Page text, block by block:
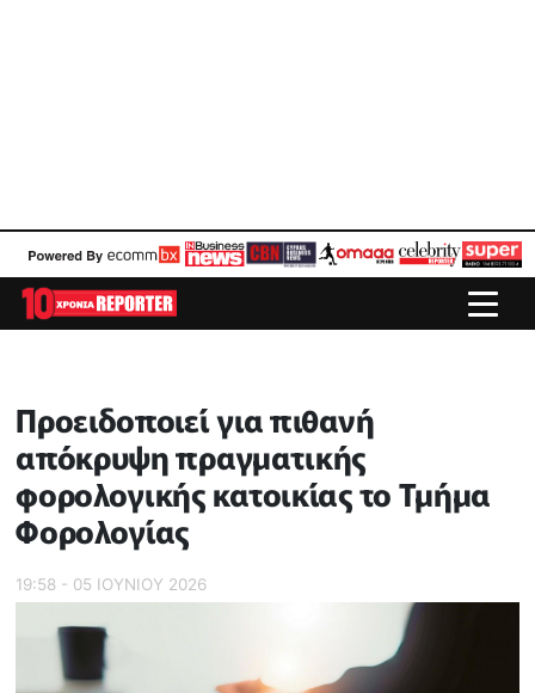
Προειδοποιεί για πιθανή
απόκρυψη πραγματικής
φορολογικής κατοικίας το Τμήμα
Φορολογίας
19:58 - 05 ΙΟΥΝΙΟΥ 2026